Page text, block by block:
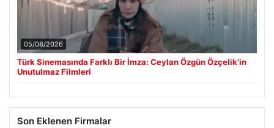
05/08/2026
Türk Sinemasında Farklı Bir İmza: Ceylan Özgün Özçelik’in
Unutulmaz Filmleri
Son Eklenen Firmalar